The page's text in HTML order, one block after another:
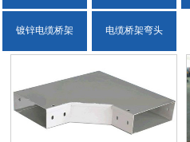
镀锌电缆桥架 电缆桥架弯头